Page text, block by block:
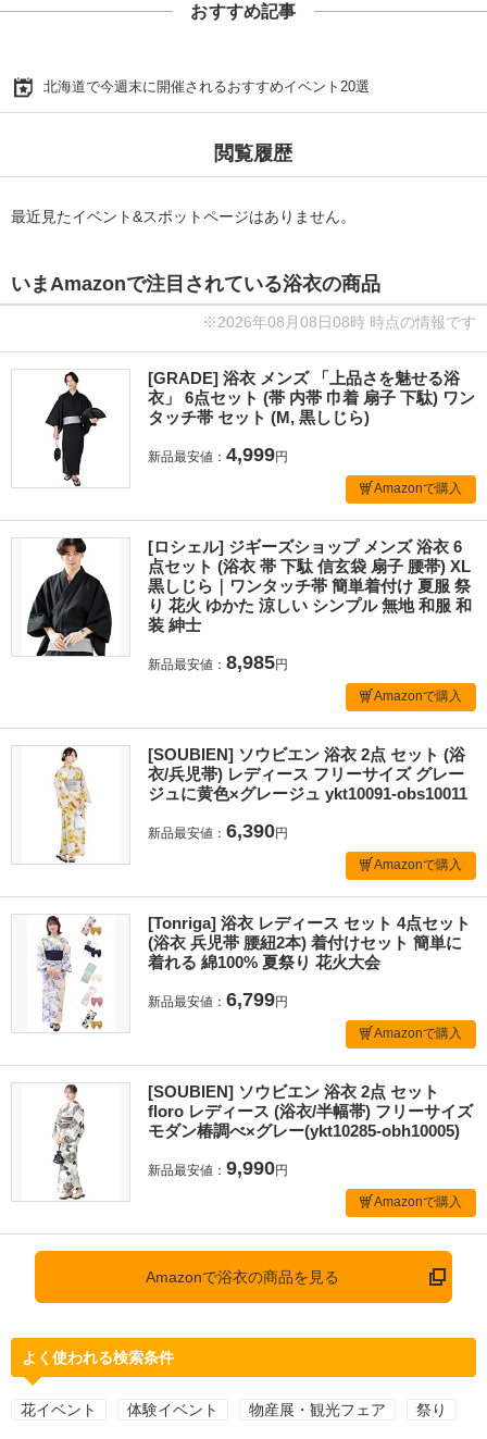
おすすめ記事
北海道で今週末に開催されるおすすめイベント20選
閲覧履歴
最近見たイベント&スポットページはありません。
いまAmazonで注目されている浴衣の商品
※2026年08月08日08時 時点の情報です
[GRADE] 浴衣 メンズ 「上品さを魅せる浴
衣」 6点セット (帯 内帯 巾着 扇子 下駄) ワン
タッチ帯 セット (M, 黒しじら)
新品最安値： 4,999円
Amazonで購入
[ロシェル] ジギーズショップ メンズ 浴衣 6
点セット (浴衣 帯 下駄 信玄袋 扇子 腰帯) XL
黒しじら｜ワンタッチ帯 簡単着付け 夏服 祭
り 花火 ゆかた 涼しい シンプル 無地 和服 和
装 紳士
新品最安値： 8,985円
Amazonで購入
[SOUBIEN] ソウビエン 浴衣 2点 セット (浴
衣/兵児帯) レディース フリーサイズ グレー
ジュに黄色×グレージュ ykt10091-obs10011
新品最安値： 6,390円
Amazonで購入
[Tonriga] 浴衣 レディース セット 4点セット
(浴衣 兵児帯 腰紐2本) 着付けセット 簡単に
着れる 綿100% 夏祭り 花火大会
新品最安値： 6,799円
Amazonで購入
[SOUBIEN] ソウビエン 浴衣 2点 セット
floro レディース (浴衣/半幅帯) フリーサイズ
モダン椿調べ×グレー(ykt10285-obh10005)
新品最安値： 9,990円
Amazonで購入
Amazonで浴衣の商品を見る
よく使われる検索条件
花イベント 体験イベント 物産展・観光フェア 祭り